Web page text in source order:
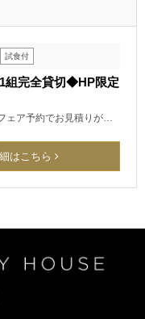
試食付
1組完全貸切◆HP限定
ェア予約でお見積りが…
はこちら